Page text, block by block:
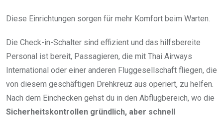
Diese Einrichtungen sorgen für mehr Komfort beim Warten.
Die Check-in-Schalter sind effizient und das hilfsbereite
Personal ist bereit, Passagieren, die mit Thai Airways
International oder einer anderen Fluggesellschaft fliegen, die
von diesem geschäftigen Drehkreuz aus operiert, zu helfen.
Nach dem Einchecken gehst du in den Abflugbereich, wo die
Sicherheitskontrollen gründlich, aber schnell